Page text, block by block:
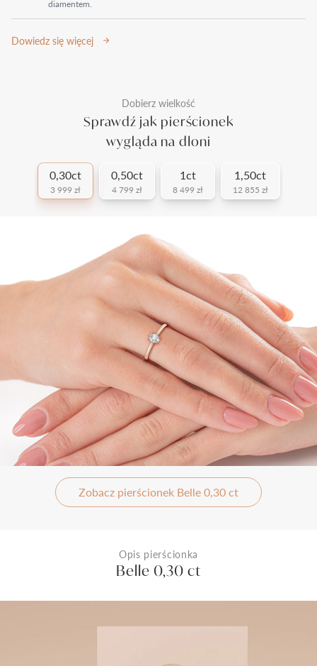
diamentem.
Dowiedz się więcej
Dobierz wielkość
Sprawdź jak pierścionek
wygląda na dłoni
0,30ct
3 999 zł
0,50ct
4 799 zł
1ct
8 499 zł
1,50ct
12 855 zł
Zobacz pierścionek Belle 0,30 ct
Opis pierścionka
Belle 0,30 ct